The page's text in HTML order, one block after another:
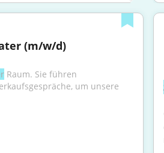
(m/w/d)
Raum. Sie führen
um unsere